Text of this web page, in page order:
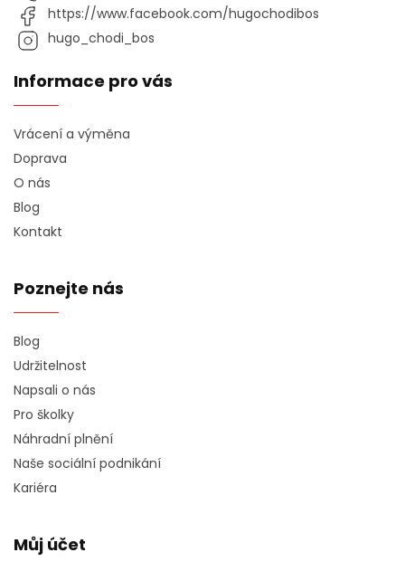
https://www.facebook.com/hugochodibos
hugo_chodi_bos
Informace pro vás
Vrácení a výměna
Doprava
O nás
Blog
Kontakt
Poznejte nás
Blog
Udržitelnost
Napsali o nás
Pro školky
Náhradní plnění
Naše sociální podnikání
Kariéra
Můj účet